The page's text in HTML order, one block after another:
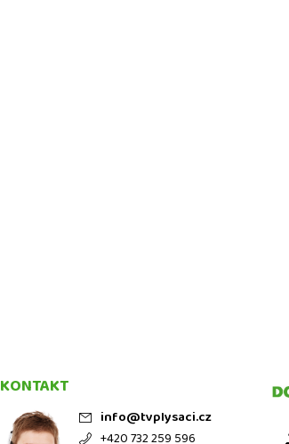
KONTAKT
info@tvplysaci.cz
+420 732 259 596